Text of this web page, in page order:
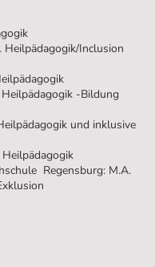
Inclusion
-Bildung
und inklusive
Regensburg: M.A.